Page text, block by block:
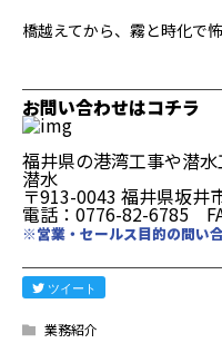
橋越えてから、霧と時化で
お問い合わせはコチラ
福井県の港湾工事や潜
潜水
〒913-0043 福井県坂井
電話：0776-82-6785
※営業・セールス目的の問い
ツイート
業務紹介